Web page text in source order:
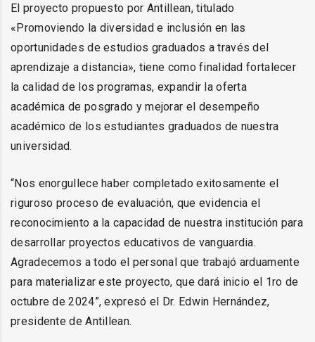
El proyecto propuesto por Antillean, titulado
«Promoviendo la diversidad e inclusión en las
oportunidades de estudios graduados a través del
aprendizaje a distancia», tiene como finalidad fortalecer
la calidad de los programas, expandir la oferta
académica de posgrado y mejorar el desempeño
académico de los estudiantes graduados de nuestra
universidad.
“Nos enorgullece haber completado exitosamente el
riguroso proceso de evaluación, que evidencia el
reconocimiento a la capacidad de nuestra institución para
desarrollar proyectos educativos de vanguardia.
Agradecemos a todo el personal que trabajó arduamente
para materializar este proyecto, que dará inicio el 1ro de
octubre de 2024”, expresó el Dr. Edwin Hernández,
presidente de Antillean.